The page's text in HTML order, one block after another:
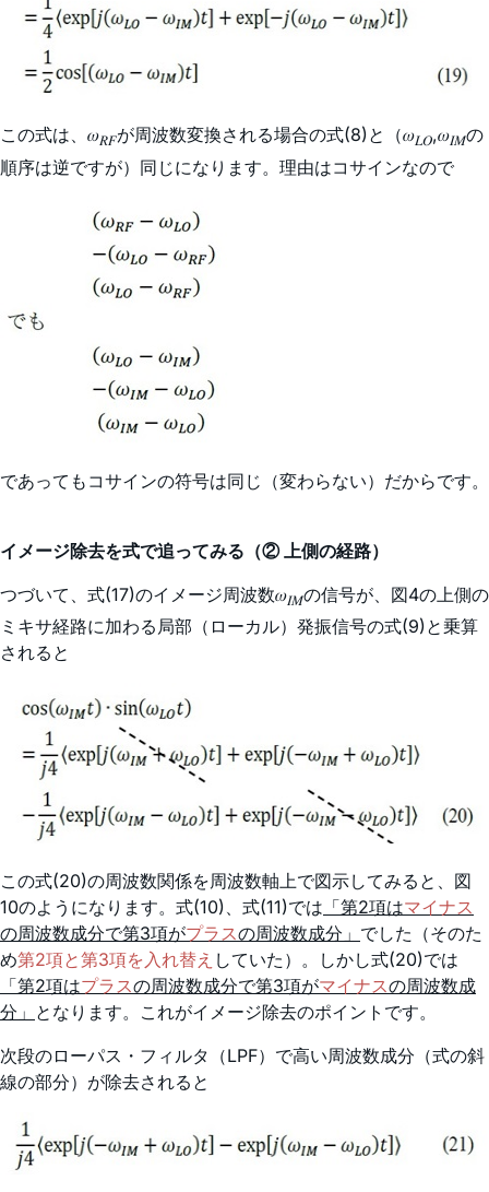
この式は、𝜔𝑅𝐹が周波数変換される場合の式(8)と（𝜔𝐿𝑂,𝜔𝐼𝑀の
順序は逆ですが）同じになります。理由はコサインなので
であってもコサインの符号は同じ（変わらない）だからです。
イメージ除去を式で追ってみる（② 上側の経路）
つづいて、式(17)のイメージ周波数𝜔𝐼𝑀の信号が、図4の上側の
ミキサ経路に加わる局部（ローカル）発振信号の式(9)と乗算
されると
この式(20)の周波数関係を周波数軸上で図示してみると、図
10のようになります。式(10)、式(11)では 「第2項はマイナス
の周波数成分で第3項がプラスの周波数成分」 でした（そのた
め第2項と第3項を入れ替え していた）。しかし式(20)では
「第2項はプラスの周波数成分で第3項がマイナスの周波数成
分」 となります。これがイメージ除去のポイントです。
次段のローパス・フィルタ（LPF）で高い周波数成分（式の斜
線の部分）が除去されると